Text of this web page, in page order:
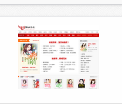
发现属于你的那本书！